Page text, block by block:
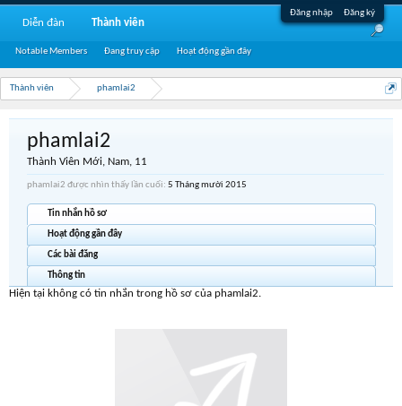
Đăng nhập Đăng ký
Thành viên phamlai2
phamlai2
Thành Viên Mới, Nam, 11
phamlai2 được nhìn thấy lần cuối: 5 Tháng mười 2015
Tin nhắn hồ sơ
Hoạt động gần đây
Các bài đăng
Thông tin
Hiện tại không có tin nhắn trong hồ sơ của phamlai2.
Diễn đàn Thành viên
Notable Members Đang truy cập Hoạt động gần đây